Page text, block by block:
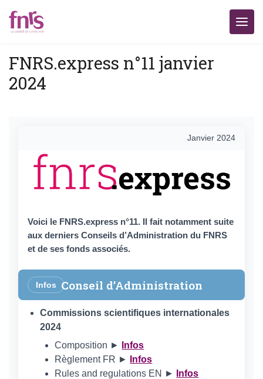
FNRS.express n°11 janvier
2024
FNRS.express n°11 — Janvier
Janvier 2024
Voici le FNRS.express n°11. Il fait notamment suite
aux derniers Conseils d’Administration du FNRS
et de ses fonds associés.
Infos Conseil d’Administration
Commissions scientifiques internationales
2024
Composition ►
Infos
Règlement FR ►
Infos
Rules and regulations EN ►
Infos